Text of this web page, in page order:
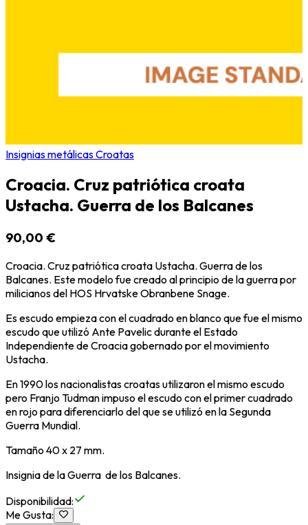
Insignias metálicas Croatas
Croacia. Cruz patriótica croata
Ustacha. Guerra de los Balcanes
90,00 €
Croacia. Cruz patriótica croata Ustacha. Guerra de los
Balcanes. Este modelo fue creado al principio de la guerra por
milicianos del HOS Hrvatske Obranbene Snage.
Es escudo empieza con el cuadrado en blanco que fue el mismo
escudo que utilizó Ante Pavelic durante el Estado
Independiente de Croacia gobernado por el movimiento
Ustacha.
En 1990 los nacionalistas croatas utilizaron el mismo escudo
pero Franjo Tudman impuso el escudo con el primer cuadrado
en rojo para diferenciarlo del que se utilizó en la Segunda
Guerra Mundial.
Tamaño 40 x 27 mm.
Insignia de la Guerra de los Balcanes.
Disponibilidad:
Me Gusta: